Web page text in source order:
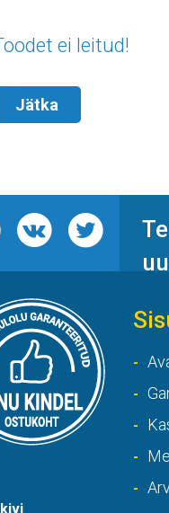
ei leitud!
Jätka